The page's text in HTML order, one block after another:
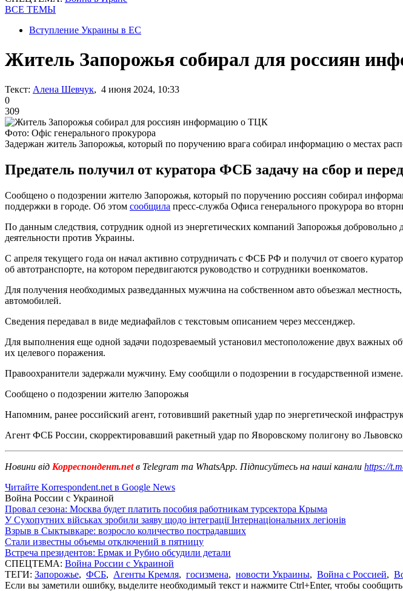
ВСЕ ТЕМЫ
Вступление Украины в ЕС
Житель Запорожья собирал для россиян
Текст: Алена Шевчук, 4 июня 2024, 10:33
0
309
Фото: Офіс генерального прокурора
Задержан житель Запорожья, который по поручению врага собирал информацию о местах
Предатель получил от куратора ФСБ задачу на сбор и
Сообщено о подозрении жителю Запорожья, который по поручению россиян собирал
поддержки в городе. Об этом сообщила пресс-служба Офиса генерального прокурора во
По данным следствия, сотрудник одной из энергетических компаний Запорожья
деятельности против Украины.
С апреля текущего года он начал активно сотрудничать с ФСБ РФ и получил от своего
об автотранспорте, на котором передвигаются руководство и сотрудники военкоматов.
Для получения необходимых разведданных мужчина на собственном авто объезжал
автомобилей.
Сведения передавал в виде медиафайлов с текстовым описанием через мессенджер.
Для выполнения еще одной задачи подозреваемый установил местоположение двух важных
их целевого поражения.
Правоохранители задержали мужчину. Ему сообщили о подозрении в государственной
Сообщено о подозрении жителю Запорожья
Напомним, ранее российский агент, готовивший ракетный удар по энергетической
Агент ФСБ России, скорректировавший ракетный удар по Яворовскому полигону во
Новини від Корреспондент.netв Telegram та WhatsApp. Підписуйтесь на наші канали https://
Читайте Korrespondent.net в Google News
Война России с Украиной
Провал сезона: Москва будет платить пособия работникам турсектора Крыма
У Сухопутних військах зробили заяву щодо інтеграції Інтернаціональних легіонів
Взрыв в Сыктывкаре: возросло количество пострадавших
Стали известны объемы отключений в пятницу
Встреча президентов: Ермак и Рубио обсудили детали
СПЕЦТЕМА: Война России с Украиной
ТЕГИ: Запорожье, ФСБ, Агенты Кремля, госизмена, новости Украины, Война с Россией,
Если вы заметили ошибку, выделите необходимый текст и нажмите Ctrl+Enter, чтобы